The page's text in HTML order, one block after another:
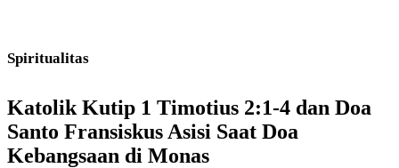
Spiritualitas
Katolik Kutip 1 Timotius 2:1-4 dan Doa
Santo Fransiskus Asisi Saat Doa
Kebangsaan di Monas